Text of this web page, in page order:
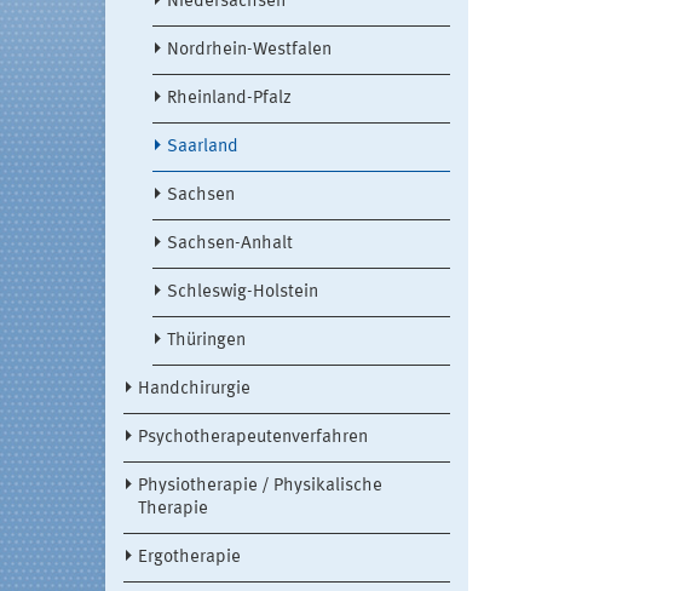
Nordrhein-Westfalen
Rheinland-Pfalz
Saarland
Sachsen
Sachsen-Anhalt
Schleswig-Holstein
Thüringen
Handchirurgie
Psychotherapeutenverfahren
Physiotherapie / Physikalische
Therapie
Ergotherapie